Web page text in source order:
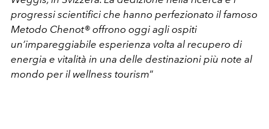
progressi scientifici che hanno perfezionato il famoso
Metodo Chenot® offrono oggi agli ospiti
un’impareggiabile esperienza volta al recupero di
energia e vitalità in una delle destinazioni più note al
mondo per il wellness tourism”